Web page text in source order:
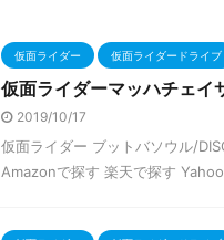
仮面ライダー 仮面ライダードライブ
仮面ライダーマッハチェイ
2019/10/17
仮面ライダー ブットバソウル/
Amazonで探す 楽天で探す